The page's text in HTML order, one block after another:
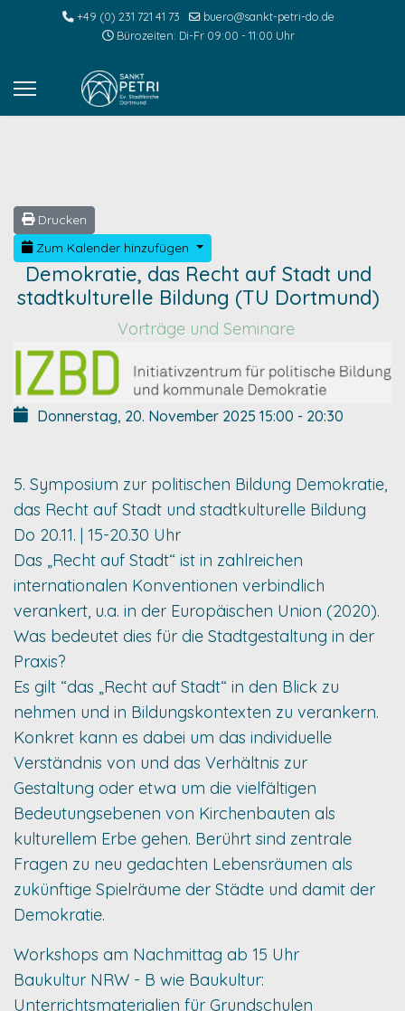
+49 (0) 231 721 41 73
buero@sankt-petri-do.de
Bürozeiten: Di-Fr 09:00 - 11:00 Uhr
Drucken
Zum Kalender hinzufügen
Demokratie, das Recht auf Stadt und
stadtkulturelle Bildung (TU Dortmund)
Vorträge und Seminare
Donnerstag, 20. November 2025 15:00 - 20:30
5. Symposium zur politischen Bildung Demokratie,
das Recht auf Stadt und stadtkulturelle Bildung
Do 20.11. | 15-20.30 Uhr
Das „Recht auf Stadt“ ist in zahlreichen
internationalen Konventionen verbindlich
verankert, u.a. in der Europäischen Union (2020).
Was bedeutet dies für die Stadtgestaltung in der
Praxis?
Es gilt “das „Recht auf Stadt“ in den Blick zu
nehmen und in Bildungskontexten zu verankern.
Konkret kann es dabei um das individuelle
Verständnis von und das Verhältnis zur
Gestaltung oder etwa um die vielfältigen
Bedeutungsebenen von Kirchenbauten als
kulturellem Erbe gehen. Berührt sind zentrale
Fragen zu neu gedachten Lebensräumen als
zukünftige Spielräume der Städte und damit der
Demokratie.
Workshops am Nachmittag ab 15 Uhr
Baukultur NRW - B wie Baukultur:
Unterrichtsmaterialien für Grundschulen